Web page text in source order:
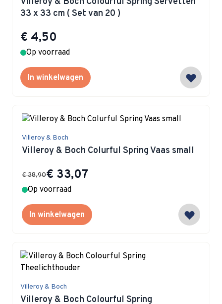
33 x 33 cm ( Set van 20 )
€ 4,50
Op voorraad
In winkelwagen
Villeroy & Boch
Villeroy & Boch Colurful Spring Vaas small
Special Price
€ 33,07
€ 38,90
Op voorraad
In winkelwagen
Villeroy & Boch
Villeroy & Boch Colourful Spring